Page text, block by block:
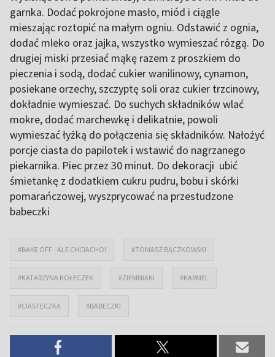
garnka. Dodać pokrojone masło, miód i ciągle
mieszając roztopić na małym ogniu. Odstawić z ognia,
dodać mleko oraz jajka, wszystko wymieszać rózgą. Do
drugiej miski przesiać mąkę razem z proszkiem do
pieczenia i sodą, dodać cukier wanilinowy, cynamon,
posiekane orzechy, szczyptę soli oraz cukier trzcinowy,
dokładnie wymieszać. Do suchych składników wlać
mokre, dodać marchewkę i delikatnie, powoli
wymieszać łyżką do połączenia się składników. Nałożyć
porcje ciasta do papilotek i wstawić do nagrzanego
piekarnika. Piec przez 30 minut. Do dekoracji ubić
śmietankę z dodatkiem cukru pudru, bobu i skórki
pomarańczowej, wyszprycować na przestudzone
babeczki
#BAKE OFF - ALE CHCIACHO! #TOMASZ BĄCZKOWSKI
#KATARZYNA KOŁECZEK #ZIEMNIAKI #KARMEL
#CIASTECZKA #BABECZKI